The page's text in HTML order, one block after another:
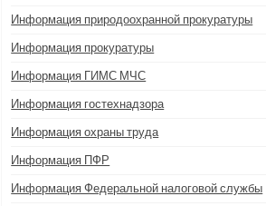
Информация природоохранной прокуратуры
Информация прокуратуры
Информация ГИМС МЧС
Информация гостехнадзора
Информация охраны труда
Информация ПФР
Информация Федеральной налоговой службы